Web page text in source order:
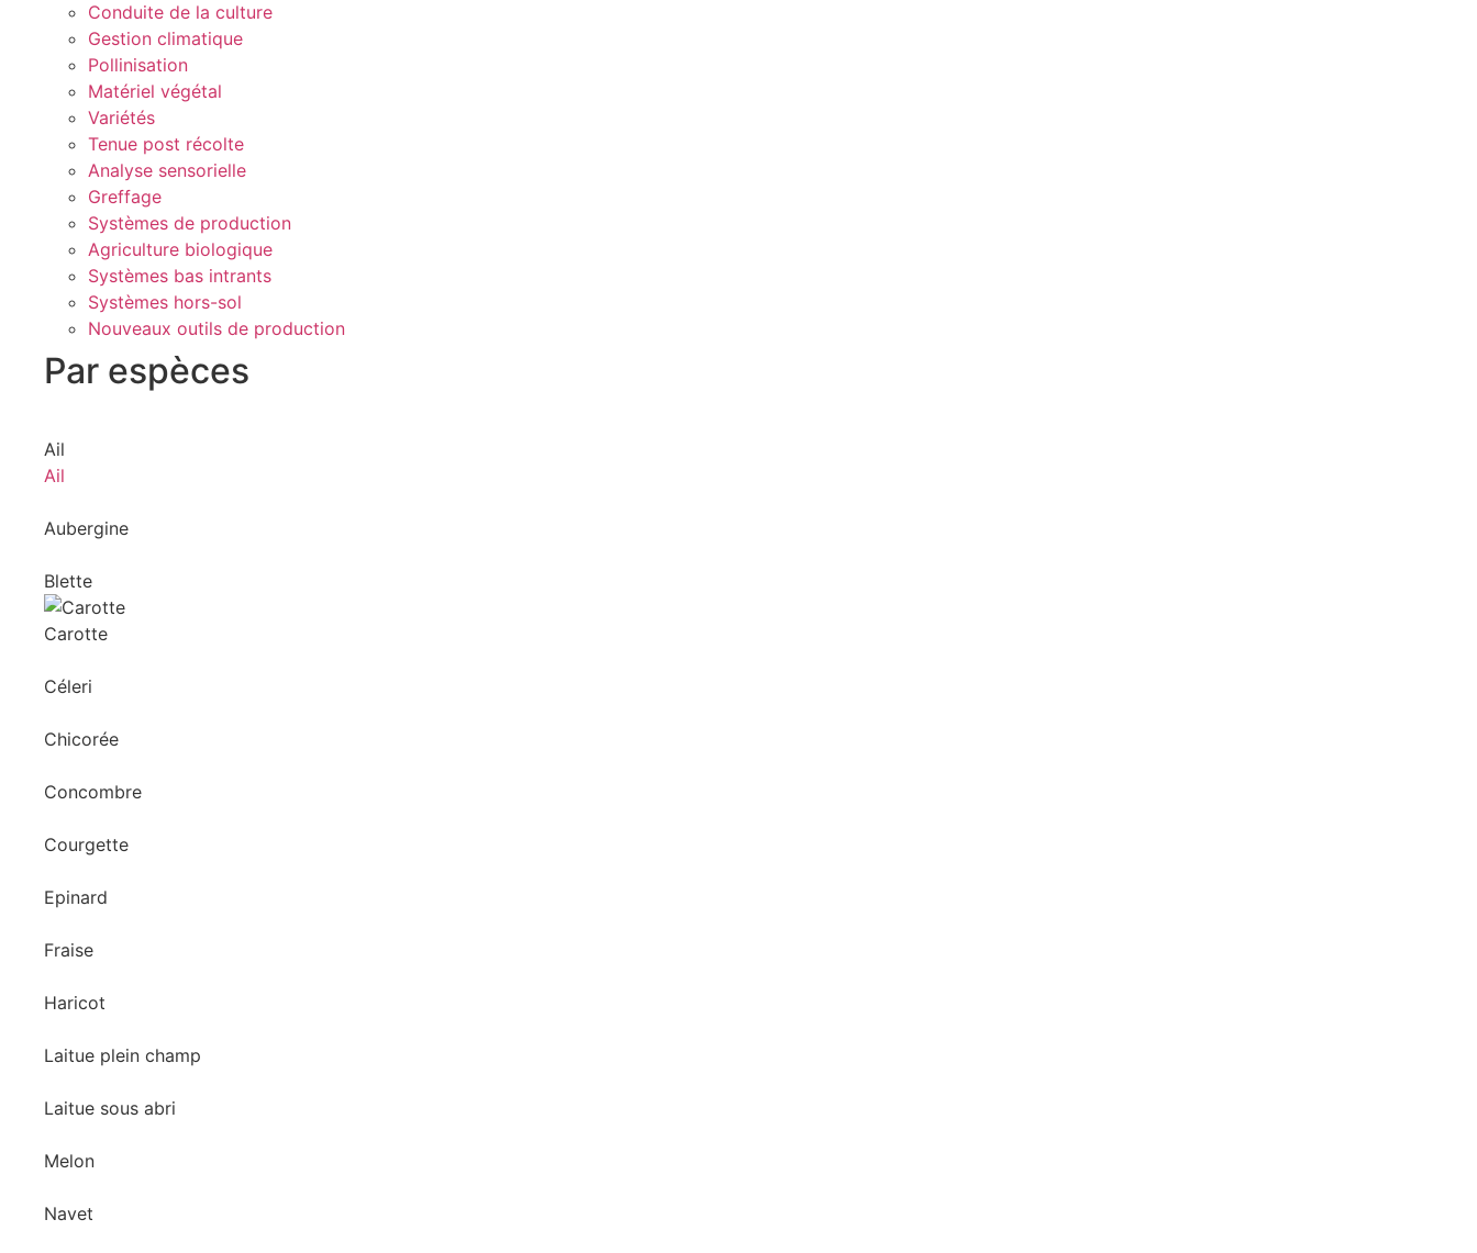
Conduite de la culture
Gestion climatique
Pollinisation
Matériel végétal
Variétés
Tenue post récolte
Analyse sensorielle
Greffage
Systèmes de production
Agriculture biologique
Systèmes bas intrants
Systèmes hors-sol
Nouveaux outils de production
Par espèces
Ail
Ail
Aubergine
Blette
Carotte
Céleri
Chicorée
Concombre
Courgette
Epinard
Fraise
Haricot
Laitue plein champ
Laitue sous abri
Melon
Navet